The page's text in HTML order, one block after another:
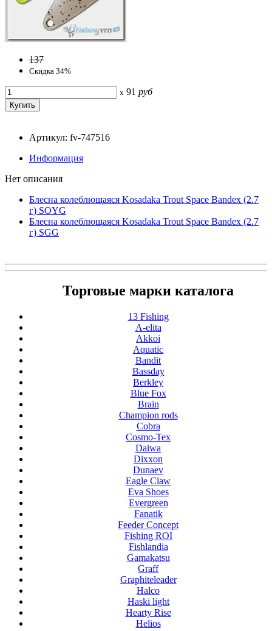
137
Скидка 34%
x 91 руб
Артикул: fv-747516
Информация
Нет описания
Блесна колеблющаяся Kosadaka Trout Space Bandex (2.7
г) SOYG
Блесна колеблющаяся Kosadaka Trout Space Bandex (2.7
г) SGG
Торговые марки каталога
13 Fishing
A-elita
Akkoi
Aquatic
Bandit
Bassday
Berkley
Blue Fox
Brain
Champion rods
Cobra
Cosmo-Tex
Daiwa
Dixxon
Dunaev
Eagle Claw
Eva Shoes
Evergreen
Fanatik
Feeder Concept
Fishing ROI
Fishlandia
Gamakatsu
Graff
Graphiteleader
Halco
Haski light
Hearty Rise
Helios